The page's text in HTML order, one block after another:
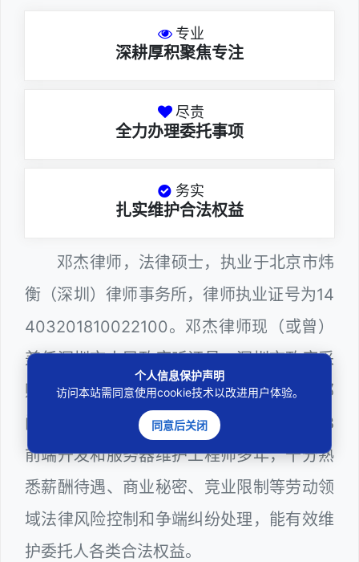
专业
深耕厚积聚焦专注
尽责
全力办理委托事项
务实
扎实维护合法权益
邓杰律师，法律硕士，执业于北京市炜
衡（深圳）律师事务所，律师执业证号为14
403201810022100。邓杰律师现（或曾）
兼任深圳市人民政府听证员、深圳市政府采
购评审专家（法律类），深圳市某区政府部
门公职律师、计算机信息网络安全员、WEB
前端开发和服务器维护工程师多年，十分熟
悉薪酬待遇、商业秘密、竞业限制等劳动领
域法律风险控制和争端纠纷处理，能有效维
护委托人各类合法权益。
个人信息保护声明
访问本站需同意使用cookie技术以改进用户体验。
同意后关闭